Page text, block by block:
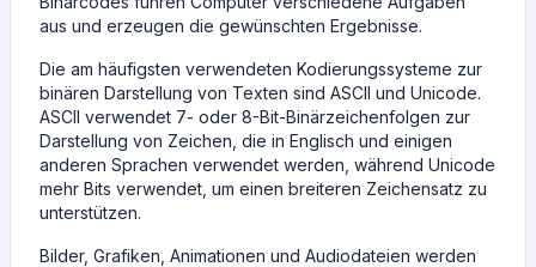
aus und erzeugen die gewünschten Ergebnisse.
Die am häufigsten verwendeten Kodierungssysteme zur
binären Darstellung von Texten sind ASCII und Unicode.
ASCII verwendet 7- oder 8-Bit-Binärzeichenfolgen zur
Darstellung von Zeichen, die in Englisch und einigen
anderen Sprachen verwendet werden, während Unicode
mehr Bits verwendet, um einen breiteren Zeichensatz zu
unterstützen.
Bilder, Grafiken, Animationen und Audiodateien werden